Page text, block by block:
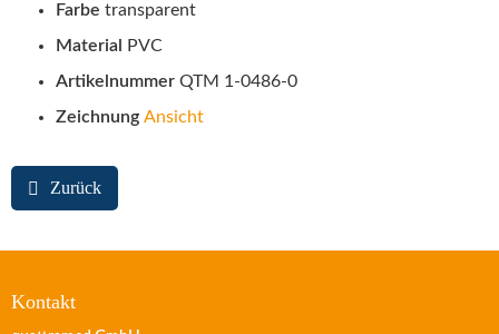
Farbe transparent
Material
PVC
Artikelnummer QTM 1-0486-0
Zeichnung Ansicht
Zurück
Kontakt